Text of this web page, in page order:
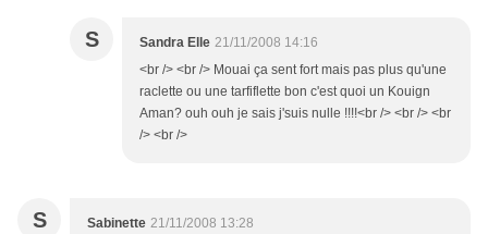
S Sandra Elle 21/11/2008 14:16
<br /> <br /> Mouai ça sent fort mais pas plus qu'une
raclette ou une tarfiflette bon c'est quoi un Kouign
Aman? ouh ouh je sais j'suis nulle !!!!<br /> <br /> <br
/> <br />
S Sabinette 21/11/2008 13:28